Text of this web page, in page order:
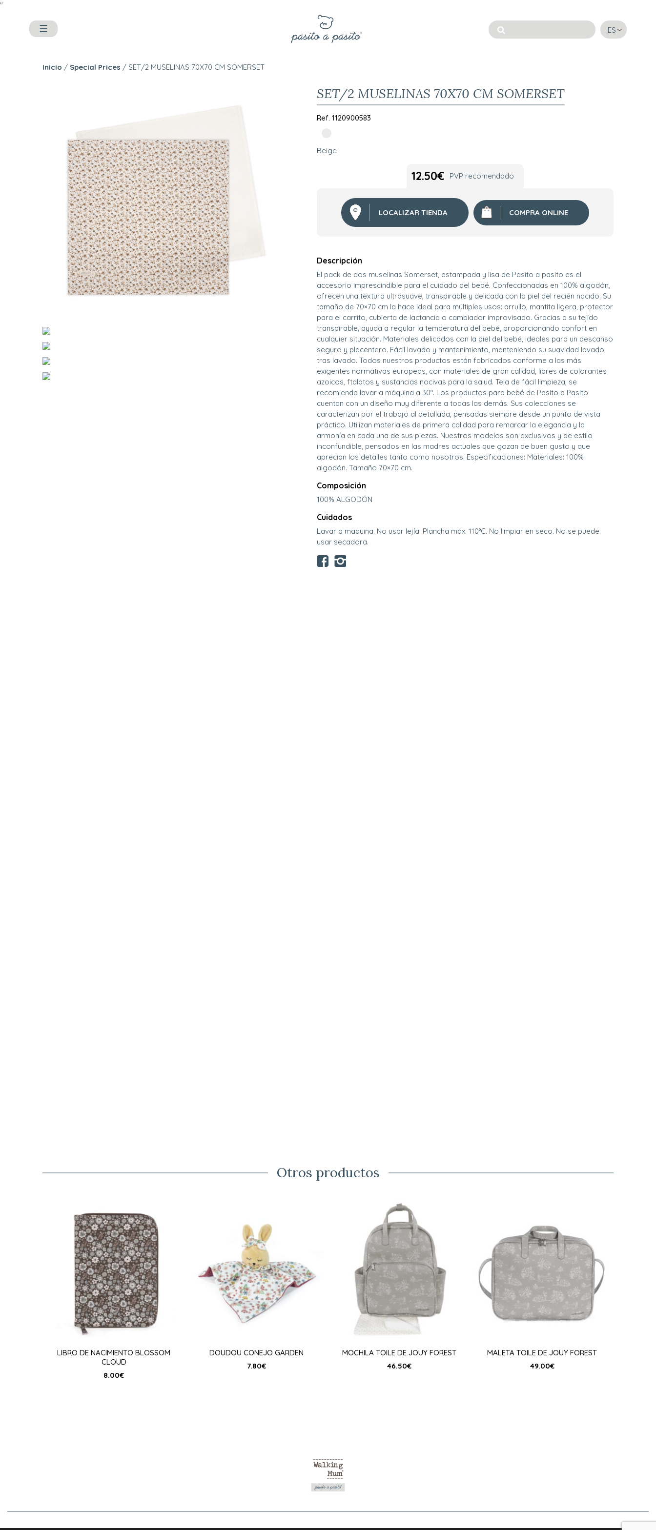
"
☰ ES
Inicio / Special Prices / SET/2 MUSELINAS 70X70 CM SOMERSET
SET/2 MUSELINAS 70X70 CM SOMERSET
Ref. 1120900583
Beige
12.50€ PVP recomendado
LOCALIZAR TIENDA COMPRA ONLINE
Descripción
El pack de dos muselinas Somerset, estampada y lisa de Pasito a pasito es el
accesorio imprescindible para el cuidado del bebé. Confeccionadas en 100% algodón,
ofrecen una textura ultrasuave, transpirable y delicada con la piel del recién nacido. Su
tamaño de 70×70 cm la hace ideal para múltiples usos: arrullo, mantita ligera, protector
para el carrito, cubierta de lactancia o cambiador improvisado. Gracias a su tejido
transpirable, ayuda a regular la temperatura del bebé, proporcionando confort en
cualquier situación. Materiales delicados con la piel del bebé, ideales para un descanso
seguro y placentero. Fácil lavado y mantenimiento, manteniendo su suavidad lavado
tras lavado. Todos nuestros productos están fabricados conforme a las más
exigentes normativas europeas, con materiales de gran calidad, libres de colorantes
azoicos, ftalatos y sustancias nocivas para la salud. Tela de fácil limpieza, se
recomienda lavar a máquina a 30º. Los productos para bebé de Pasito a Pasito
cuentan con un diseño muy diferente a todas las demás. Sus colecciones se
caracterizan por el trabajo al detallada, pensadas siempre desde un punto de vista
práctico. Utilizan materiales de primera calidad para remarcar la elegancia y la
armonía en cada una de sus piezas. Nuestros modelos son exclusivos y de estilo
inconfundible, pensados en las madres actuales que gozan de buen gusto y que
aprecian los detalles tanto como nosotros. Especificaciones: Materiales: 100%
algodón. Tamaño 70×70 cm.
Composición
100% ALGODÓN
Cuidados
Lavar a maquina. No usar lejía. Plancha máx. 110°C. No limpiar en seco. No se puede
usar secadora.
Otros productos
LIBRO DE NACIMIENTO BLOSSOM
CLOUD
8.00€
DOUDOU CONEJO GARDEN
7.80€
MOCHILA TOILE DE JOUY FOREST
46.50€
MALETA TOILE DE JOUY FOREST
49.00€